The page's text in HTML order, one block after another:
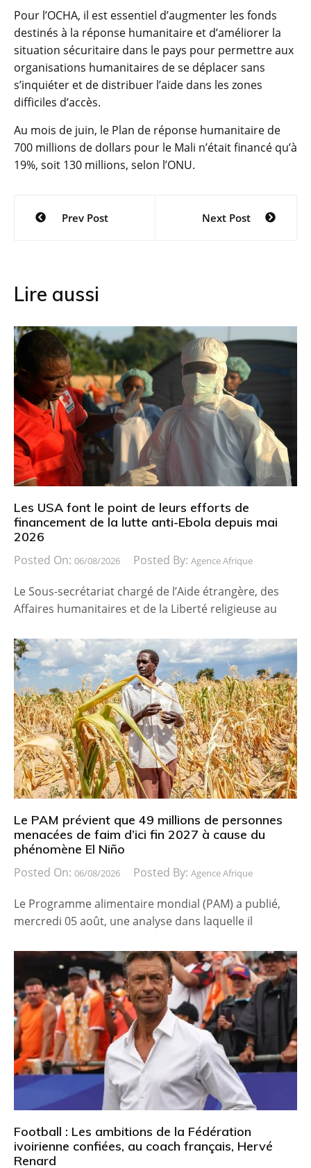
Pour l’OCHA, il est essentiel d’augmenter les fonds
destinés à la réponse humanitaire et d’améliorer la
situation sécuritaire dans le pays pour permettre aux
organisations humanitaires de se déplacer sans
s’inquiéter et de distribuer l’aide dans les zones
difficiles d’accès.
Au mois de juin, le Plan de réponse humanitaire de
700 millions de dollars pour le Mali n’était financé qu’à
19%, soit 130 millions, selon l’ONU.
Navigation
Prev Post Next Post
Lire aussi
Les USA font le point de leurs efforts de
financement de la lutte anti-Ebola depuis mai
2026
Posted On: 06/08/2026 Posted By: Agence Afrique
Le Sous-secrétariat chargé de l’Aide étrangère, des
Affaires humanitaires et de la Liberté religieuse au
Le PAM prévient que 49 millions de personnes
menacées de faim d’ici fin 2027 à cause du
phénomène El Niño
Posted On: 06/08/2026 Posted By: Agence Afrique
Le Programme alimentaire mondial (PAM) a publié,
mercredi 05 août, une analyse dans laquelle il
Football : Les ambitions de la Fédération
ivoirienne confiées, au coach français, Hervé
Renard